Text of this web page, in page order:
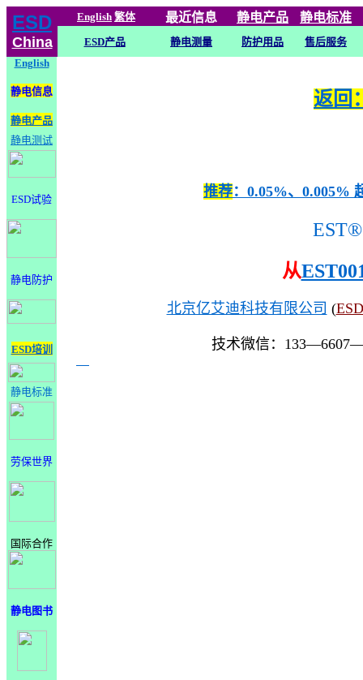
ESD
China
English 繁体 最近信息 静电产品 静电标准
ESD产品 静电测量 防护用品
售后服务
English
静电信息
静电产品
静电测试
ESD试验
静电防护
ESD培训
静电标准
劳保世界
国际合作
静电图书
返回
推荐：0.05%、0.005%
EST®
从
北京亿艾迪科技有限公司 (
技术微信：